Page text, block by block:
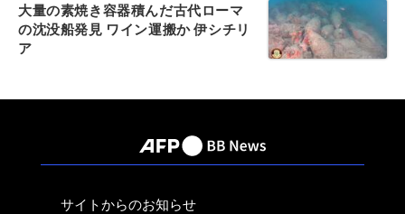
大量の素焼き容器積んだ古代ローマ
の沈没船発見 ワイン運搬か 伊シチリ
ア
サイトからのお知らせ